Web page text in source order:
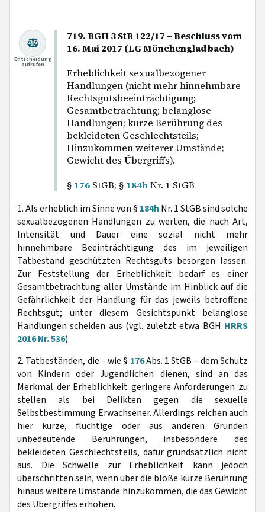
719. BGH 3 StR 122/17 – Beschluss vom
16. Mai 2017 (LG Mönchengladbach)
Erheblichkeit sexualbezogener
Handlungen (nicht mehr hinnehmbare
Rechtsgutsbeeinträchtigung;
Gesamtbetrachtung; belanglose
Handlungen; kurze Berührung des
bekleideten Geschlechtsteils;
Hinzukommen weiterer Umstände;
Gewicht des Übergriffs).
§ 176 StGB; § 184hNr. 1 StGB
Entscheidung
aufrufen
1. Als erheblich im Sinne von § 184h Nr. 1 StGB sind solche
sexualbezogenen Handlungen zu werten, die nach Art,
Intensität und Dauer eine sozial nicht mehr
hinnehmbare Beeinträchtigung des im jeweiligen
Tatbestand geschützten Rechtsguts besorgen lassen.
Zur Feststellung der Erheblichkeit bedarf es einer
Gesamtbetrachtung aller Umstände im Hinblick auf die
Gefährlichkeit der Handlung für das jeweils betroffene
Rechtsgut; unter diesem Gesichtspunkt belanglose
Handlungen scheiden aus (vgl. zuletzt etwa BGH HRRS
2016 Nr. 536).
2. Tatbeständen, die – wie § 176Abs. 1 StGB – dem Schutz
von Kindern oder Jugendlichen dienen, sind an das
Merkmal der Erheblichkeit geringere Anforderungen zu
stellen als bei Delikten gegen die sexuelle
Selbstbestimmung Erwachsener. Allerdings reichen auch
hier kurze, flüchtige oder aus anderen Gründen
unbedeutende Berührungen, insbesondere des
bekleideten Geschlechtsteils, dafür grundsätzlich nicht
aus. Die Schwelle zur Erheblichkeit kann jedoch
überschritten sein, wenn über die bloße kurze Berührung
hinaus weitere Umstände hinzukommen, die das Gewicht
des Übergriffes erhöhen.